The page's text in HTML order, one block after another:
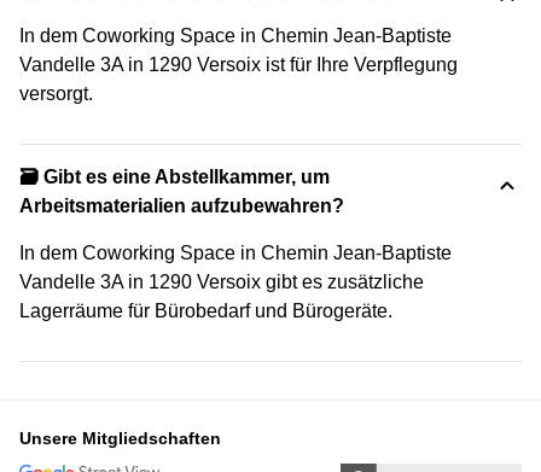
In dem Coworking Space in Chemin Jean-Baptiste
Vandelle 3A in 1290 Versoix ist für Ihre Verpflegung
versorgt.
🗃️ Gibt es eine Abstellkammer, um
Arbeitsmaterialien aufzubewahren?
In dem Coworking Space in Chemin Jean-Baptiste
Vandelle 3A in 1290 Versoix gibt es zusätzliche
Lagerräume für Bürobedarf und Bürogeräte.
Unsere Mitgliedschaften